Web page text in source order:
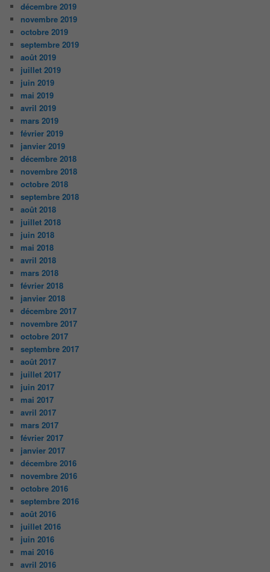
décembre 2019
novembre 2019
octobre 2019
septembre 2019
août 2019
juillet 2019
juin 2019
mai 2019
avril 2019
mars 2019
février 2019
janvier 2019
décembre 2018
novembre 2018
octobre 2018
septembre 2018
août 2018
juillet 2018
juin 2018
mai 2018
avril 2018
mars 2018
février 2018
janvier 2018
décembre 2017
novembre 2017
octobre 2017
septembre 2017
août 2017
juillet 2017
juin 2017
mai 2017
avril 2017
mars 2017
février 2017
janvier 2017
décembre 2016
novembre 2016
octobre 2016
septembre 2016
août 2016
juillet 2016
juin 2016
mai 2016
avril 2016